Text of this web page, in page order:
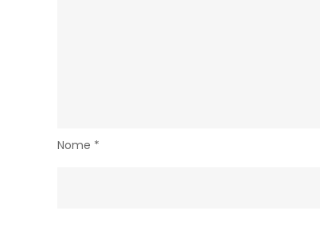
Nome *